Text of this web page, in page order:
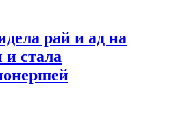
рай и ад на
и стала